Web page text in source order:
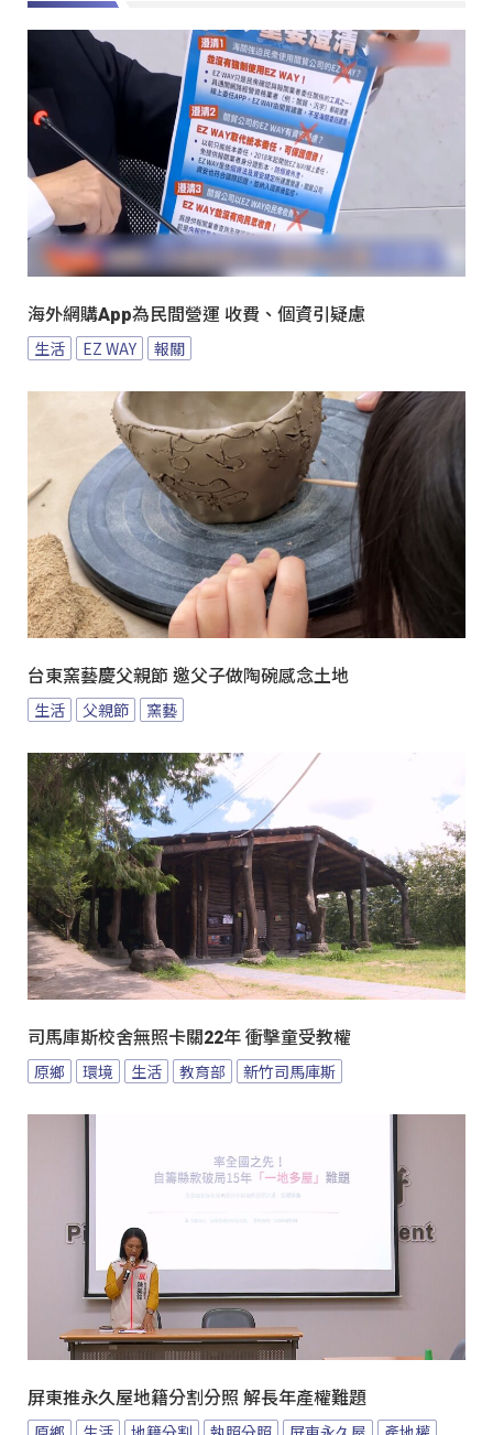
海外網購App為民間營運 收費、個資引疑慮
生活 EZ WAY 報關
台東窯藝慶父親節 邀父子做陶碗感念土地
生活 父親節 窯藝
司馬庫斯校舍無照卡關22年 衝擊童受教權
原鄉 環境 生活 教育部 新竹司馬庫斯
屏東推永久屋地籍分割分照 解長年產權難題